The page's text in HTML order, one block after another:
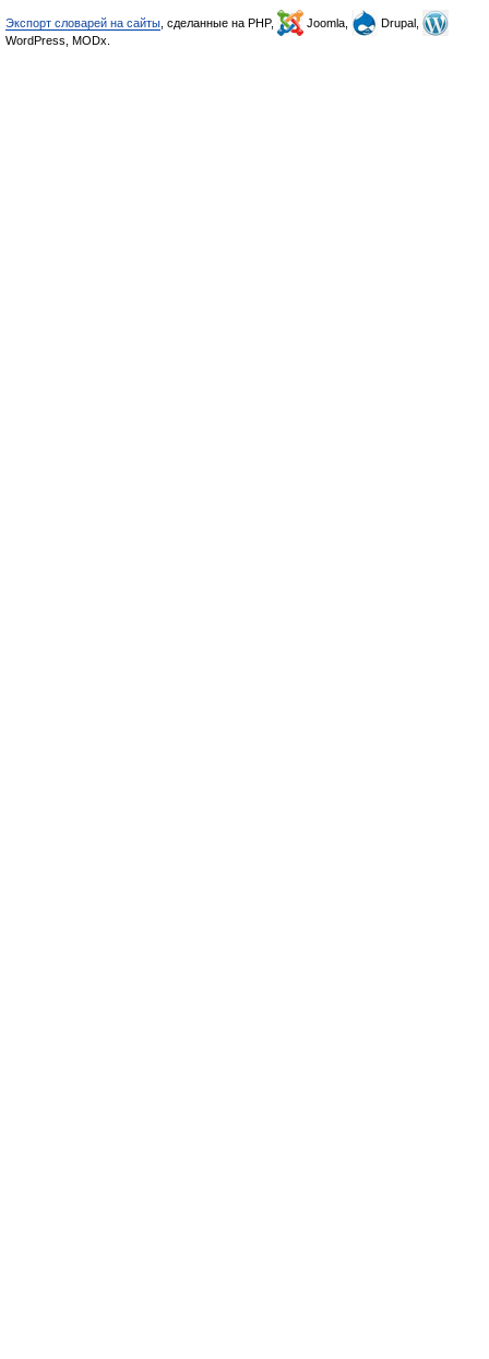
Экспорт словарей на сайты , сделанные на PHP, Joomla,
Drupal,
WordPress, MODx.